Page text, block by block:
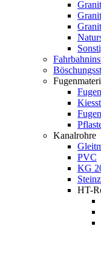
Kanalrohre
PVC
KG
HT-